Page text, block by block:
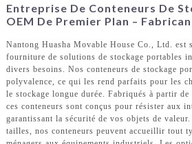
Entreprise De Conteneurs De
OEM De Premier Plan –
Nantong Huasha Movable House Co., Ltd. est
fourniture de solutions de stockage portables
divers besoins. Nos conteneurs de stockage
polyvalence, ce qui les rend parfaits pour les
le stockage longue durée. Fabriqués à partir
ces conteneurs sont conçus pour résister aux
garantissant la sécurité de vos objets de
tailles, nos conteneurs peuvent accueillir tout